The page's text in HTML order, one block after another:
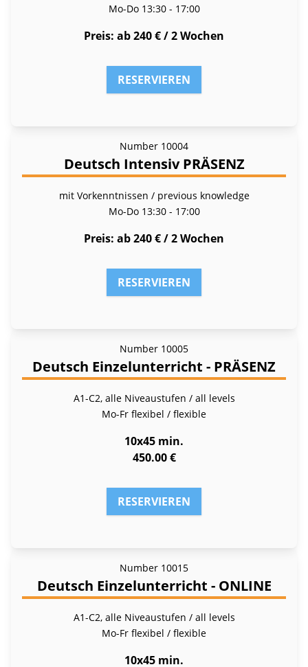
Mo-Do 13:30 - 17:00
Preis ab 240 € / 2 Wochen
RESERVIEREN
Number 10004
Deutsch Intensiv PRÄSENZ
mit Vorkenntnissen / previous knowledge
Mo-Do 13:30 - 17:00
Preis ab 240 € / 2 Wochen
RESERVIEREN
Number 10005
Deutsch Einzelunterricht - PRÄSENZ
A1-C2, alle Niveaustufen / all levels
Mo-Fr flexibel / flexible
10x45 min.
450.00 €
RESERVIEREN
Number 10015
Deutsch Einzelunterricht - ONLINE
A1-C2, alle Niveaustufen / all levels
Mo-Fr flexibel / flexible
10x45 min.